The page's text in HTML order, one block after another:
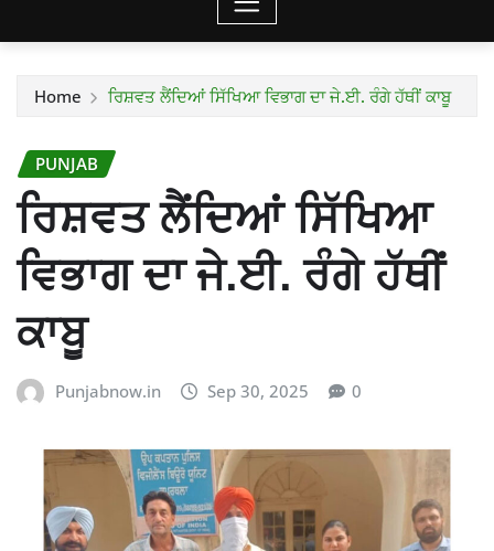
Home ਰਿਸ਼ਵਤ ਲੈਂਦਿਆਂ ਸਿੱਖਿਆ ਵਿਭਾਗ ਦਾ ਜੇ.ਈ. ਰੰਗੇ ਹੱਥੀਂ ਕਾਬੂ
PUNJAB
ਰਿਸ਼ਵਤ ਲੈਂਦਿਆਂ ਸਿੱਖਿਆ
ਵਿਭਾਗ ਦਾ ਜੇ.ਈ. ਰੰਗੇ ਹੱਥੀਂ
ਕਾਬੂ
Punjabnow.in Sep 30, 2025 0